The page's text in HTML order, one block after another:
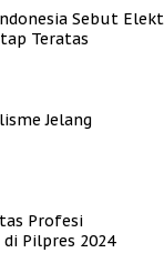
Sebut
Teratas
Jelang
Profesi
Pilpres 2024